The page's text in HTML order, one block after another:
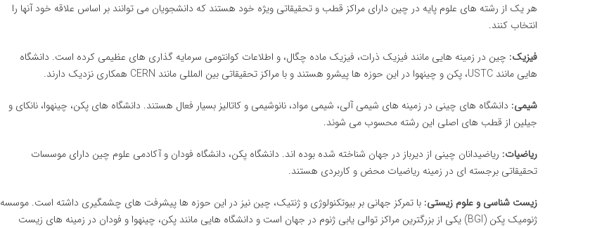
هر یک از رشته های علوم پایه در چین دارای مراکز قطب و تحقیقاتی ویژه خود هستند که دانشجویان می توانند بر اساس علاقه خود آنها را
انتخاب کنند.
فیزیک: چین در زمینه هایی مانند فیزیک ذرات، فیزیک ماده چگال، و اطلاعات کوانتومی سرمایه گذاری های عظیمی کرده است. دانشگاه
هایی مانند USTC، پکن و چینهوا در این حوزه ها پیشرو هستند و با مراکز تحقیقاتی بین المللی مانند CERN همکاری نزدیک دارند.
شیمی: دانشگاه های چینی در زمینه های شیمی آلی، شیمی مواد، نانوشیمی و کاتالیز بسیار فعال هستند. دانشگاه های پکن، چینهوا، نانکای و
جیلین از قطب های اصلی این رشته محسوب می شوند.
ریاضیات: ریاضیدانان چینی از دیرباز در جهان شناخته شده بوده اند. دانشگاه پکن، دانشگاه فودان و آکادمی علوم چین دارای موسسات
تحقیقاتی برجسته ای در زمینه ریاضیات محض و کاربردی هستند.
زیست شناسی و علوم زیستی: با تمرکز جهانی بر بیوتکنولوژی و ژنتیک، چین نیز در این حوزه ها پیشرفت های چشمگیری داشته است. موسسه
ژنومیک پکن (BGI) یکی از بزرگترین مراکز توالی یابی ژنوم در جهان است و دانشگاه هایی مانند پکن، چینهوا و فودان در زمینه های زیست